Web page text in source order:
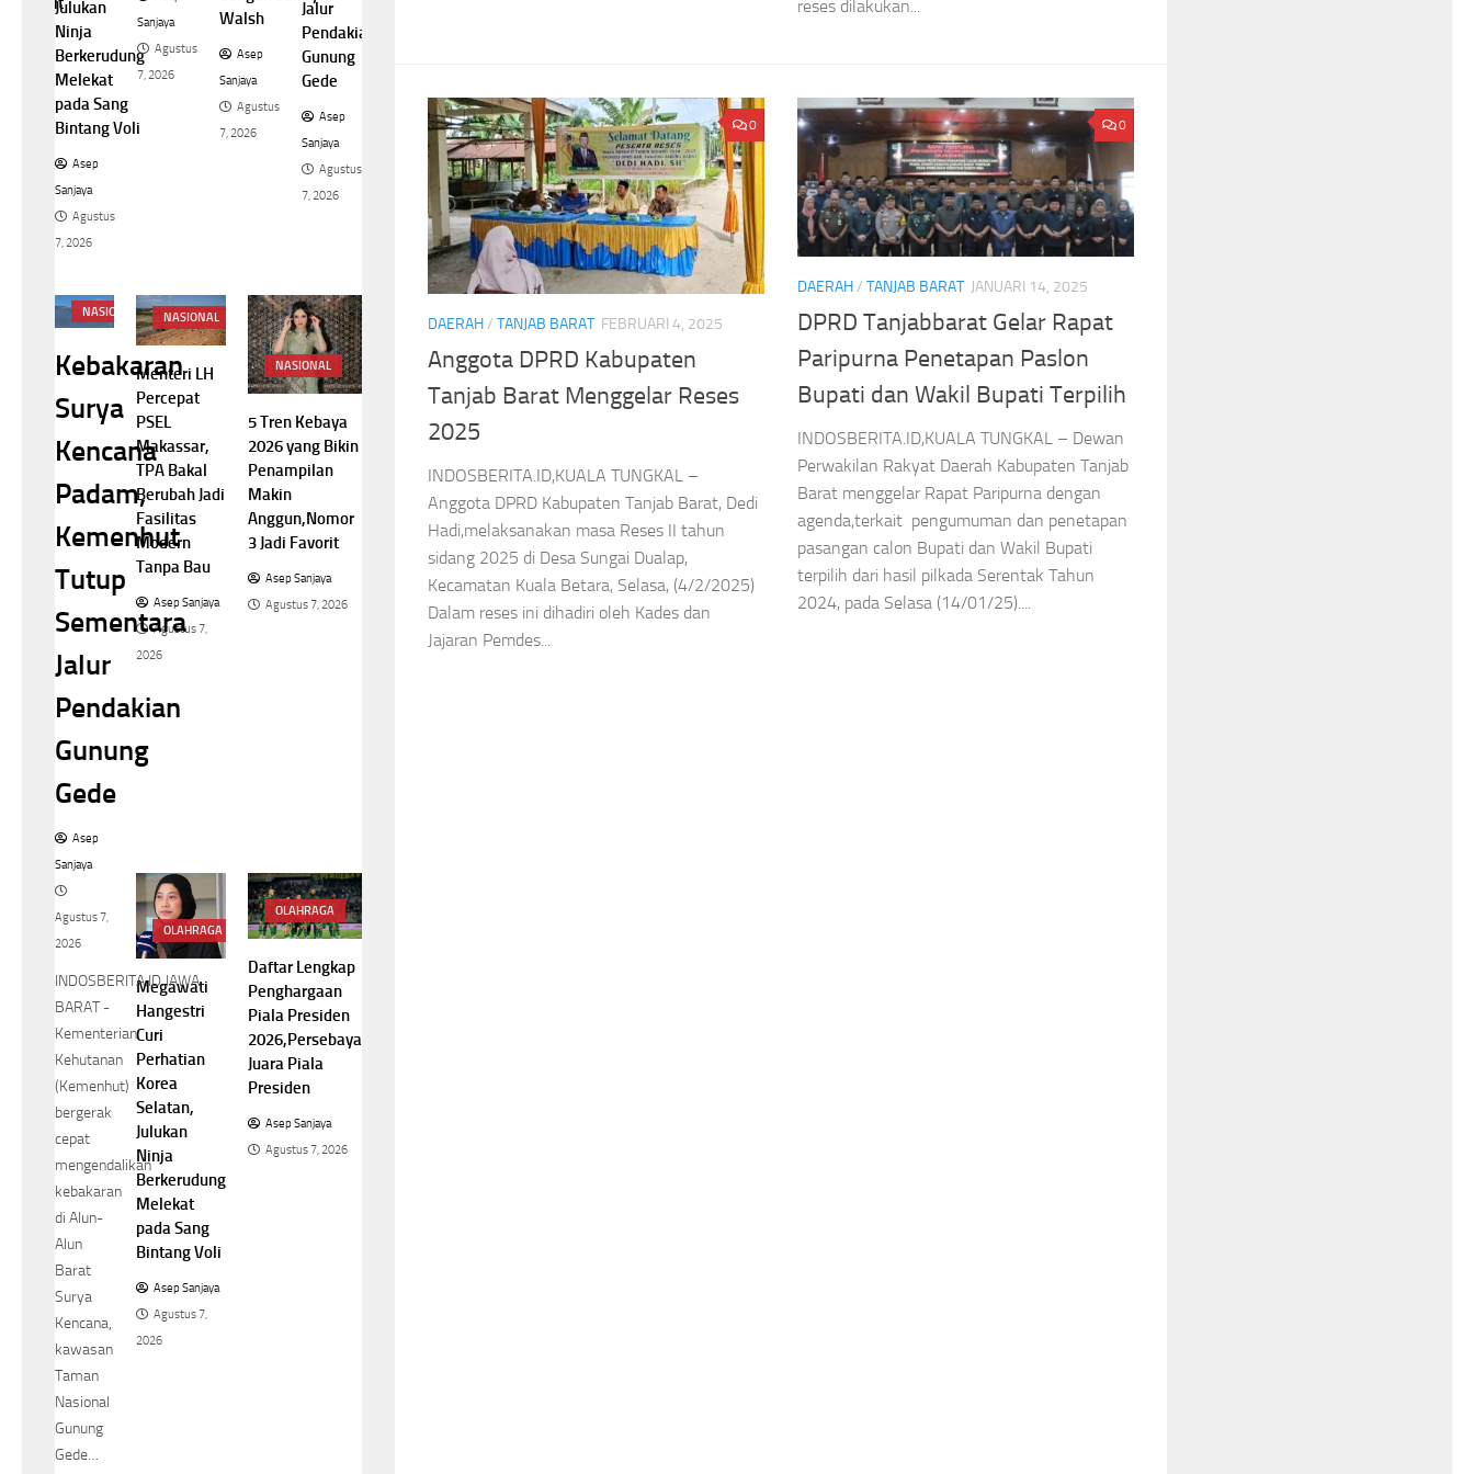
reses dilakukan...
0
DAERAH/ TANJAB BARAT FEBRUARI 4, 2025
Anggota DPRD Kabupaten
Tanjab Barat Menggelar Reses
2025
INDOSBERITA.ID,KUALA TUNGKAL –
Anggota DPRD Kabupaten Tanjab Barat, Dedi
Hadi,melaksanakan masa Reses II tahun
sidang 2025 di Desa Sungai Dualap,
Kecamatan Kuala Betara, Selasa, (4/2/2025)
Dalam reses ini dihadiri oleh Kades dan
Jajaran Pemdes...
0
DAERAH/ TANJAB BARAT JANUARI 14, 2025
DPRD Tanjabbarat Gelar Rapat
Paripurna Penetapan Paslon
Bupati dan Wakil Bupati Terpilih
INDOSBERITA.ID,KUALA TUNGKAL – Dewan
Perwakilan Rakyat Daerah Kabupaten Tanjab
Barat menggelar Rapat Paripurna dengan
agenda,terkait pengumuman dan penetapan
pasangan calon Bupati dan Wakil Bupati
terpilih dari hasil pilkada Serentak Tahun
2024, pada Selasa (14/01/25)....
Julukan
Ninja
Berkerudung
Melekat
pada Sang
Bintang Voli
Asep
Sanjaya
Agustus
7, 2026
Sanjaya
Agustus
7, 2026
Walsh
Asep
Sanjaya
Agustus
7, 2026
Jalur
Pendakian
Gunung
Gede
Asep
Sanjaya
Agustus
7, 2026
Agustus
7, 2026
pada Sang
Bintang Voli
Asep
Sanjaya
Agustus
7, 2026
Agustus
7, 2026
NASIONAL
Kebakaran
Surya
Kencana
Padam,
Kemenhut
Tutup
Sementara
Jalur
Pendakian
Gunung
Gede
Asep
Sanjaya
Agustus 7,
2026
INDOSBERITA.ID.JAWA
BARAT -
Kementerian
Kehutanan
(Kemenhut)
bergerak
cepat
mengendalikan
kebakaran
di Alun-
Alun
Barat
Surya
Kencana,
kawasan
Taman
Nasional
Gunung
Gede…
NASIONAL
Menteri LH
Percepat
PSEL
Makassar,
TPA Bakal
Berubah Jadi
Fasilitas
Modern
Tanpa Bau
Asep Sanjaya
Agustus 7,
2026
NASIONAL
5 Tren Kebaya
2026 yang Bikin
Penampilan
Makin
Anggun,Nomor
3 Jadi Favorit
Asep Sanjaya
Agustus 7, 2026
OLAHRAGA
Megawati
Hangestri
Curi
Perhatian
Korea
Selatan,
Julukan
Ninja
Berkerudung
Melekat
pada Sang
Bintang Voli
Asep Sanjaya
Agustus 7,
2026
OLAHRAGA
Daftar Lengkap
Penghargaan
Piala Presiden
2026,Persebaya
Juara Piala
Presiden
Asep Sanjaya
Agustus 7, 2026